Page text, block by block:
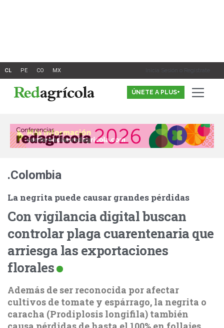
Inicia Sesión o Registrate
ÚNETE A PLUS+
.Colombia
La negrita puede causar grandes pérdidas
Con vigilancia digital buscan
controlar plaga cuarentenaria que
arriesga las exportaciones
florales
Además de ser reconocida por afectar
cultivos de tomate y espárrago, la negrita o
caracha (Prodiplosis longifila) también